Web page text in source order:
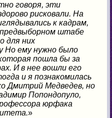
говоря, эти
рисковали. На
к кадрам,
штабе
для них
Но ему нужно было
пошла бы за
И в нее вошли его
и я познакомилась
Дмитрий Медведев, но
Попондопуло,
юрфака
»